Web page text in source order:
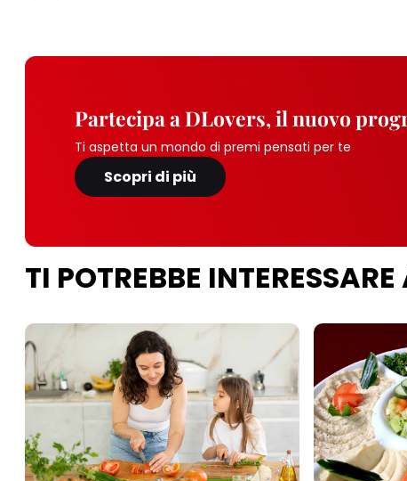
Partecipa a DLovers, il nuovo
Ti aspetta un mondo di premi pensati per te
Scopri di più
TI POTREBBE